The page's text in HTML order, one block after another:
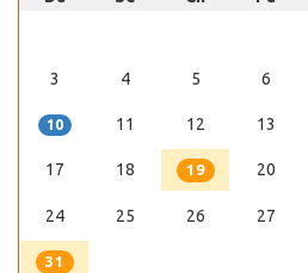
3 4 5 6
10 11 12 13
17 18 19 20
24 25 26 27
31